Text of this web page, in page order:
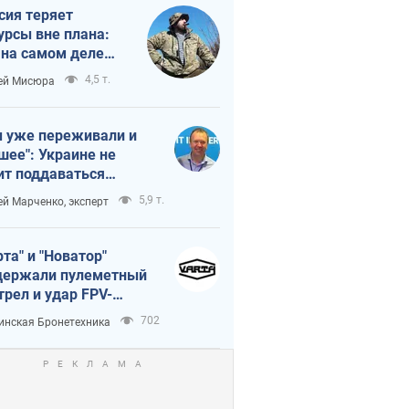
теряет
вне плана:
на самом деле
темп войны
Мисюра 4,5 т.
переживали и
Украине не
поддаваться
из-за
террора
Марченко, эксперт 5,9 т.
и "Новатор"
пулеметный
и удар FPV-
сохранив жизнь
ВСУ
Бронетехника 702